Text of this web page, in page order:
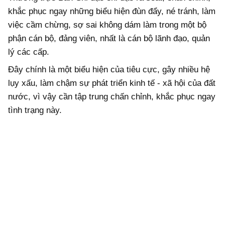
khắc phục ngay những biểu hiện đùn đẩy, né tránh, làm
việc cầm chừng, sợ sai không dám làm trong một bộ
phận cán bộ, đảng viên, nhất là cán bộ lãnh đạo, quản
lý các cấp.
Đây chính là một biểu hiện của tiêu cực, gây nhiều hệ
lụy xấu, làm chậm sự phát triển kinh tế - xã hội của đất
nước, vì vậy cần tập trung chấn chỉnh, khắc phục ngay
tình trạng này.